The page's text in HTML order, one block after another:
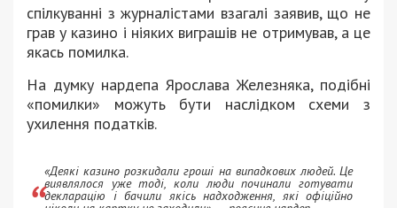
спілкуванні з журналістами взагалі заявив, що не
грав у казино і ніяких виграшів не отримував, а це
якась помилка.
На думку нардепа Ярослава Железняка, подібні
«помилки» можуть бути наслідком схеми з
ухилення податків.
«Деякі казино розкидали гроші на випадкових людей. Це
виявлялося уже тоді, коли люди починали готувати
декларацію і бачили якісь надходження, які офіційно